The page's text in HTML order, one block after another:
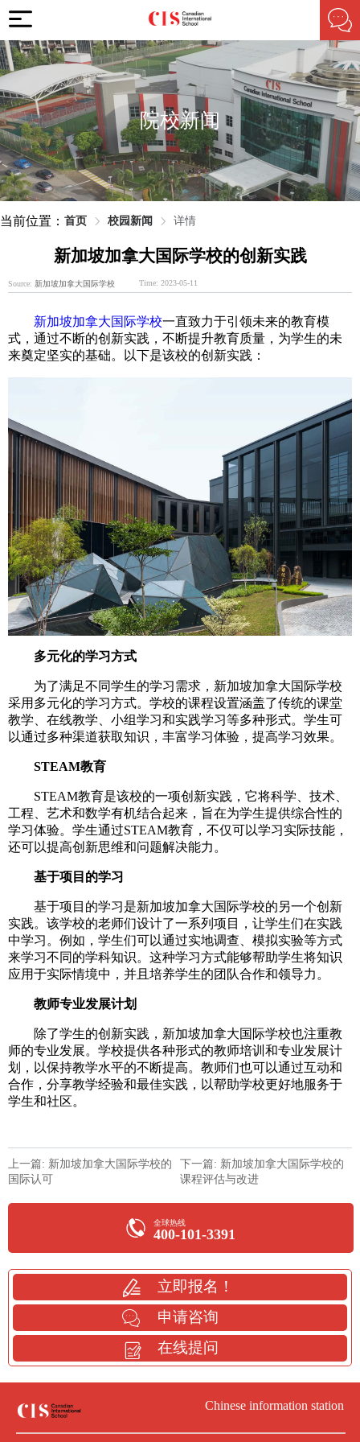
院校新闻
当前位置： 首页 校园新闻 详情
新加坡加拿大国际学校的创新实践
Source: 新加坡加拿大国际学校 Time: 2023-05-11
新加坡加拿大国际学校一直致力于引领未来的教育模
式，通过不断的创新实践，不断提升教育质量，为学生的未
来奠定坚实的基础。以下是该校的创新实践：
多元化的学习方式
为了满足不同学生的学习需求，新加坡加拿大国际学校
采用多元化的学习方式。学校的课程设置涵盖了传统的课堂
教学、在线教学、小组学习和实践学习等多种形式。学生可
以通过多种渠道获取知识，丰富学习体验，提高学习效果。
STEAM教育
STEAM教育是该校的一项创新实践，它将科学、技术、
工程、艺术和数学有机结合起来，旨在为学生提供综合性的
学习体验。学生通过STEAM教育，不仅可以学习实际技能，
还可以提高创新思维和问题解决能力。
基于项目的学习
基于项目的学习是新加坡加拿大国际学校的另一个创新
实践。该学校的老师们设计了一系列项目，让学生们在实践
中学习。例如，学生们可以通过实地调查、模拟实验等方式
来学习不同的学科知识。这种学习方式能够帮助学生将知识
应用于实际情境中，并且培养学生的团队合作和领导力。
教师专业发展计划
除了学生的创新实践，新加坡加拿大国际学校也注重教
师的专业发展。学校提供各种形式的教师培训和专业发展计
划，以保持教学水平的不断提高。教师们也可以通过互动和
合作，分享教学经验和最佳实践，以帮助学校更好地服务于
学生和社区。
上一篇: 新加坡加拿大国际学校的
国际认可
下一篇: 新加坡加拿大国际学校的
课程评估与改进
全球热线
400-101-3391
立即报名！
申请咨询
在线提问
Chinese information station